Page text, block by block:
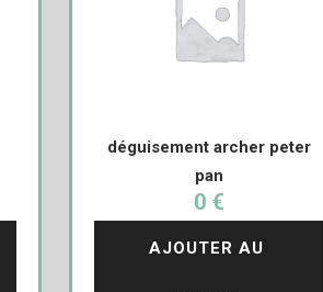
déguisement archer peter
pan
0 €
AJOUTER AU